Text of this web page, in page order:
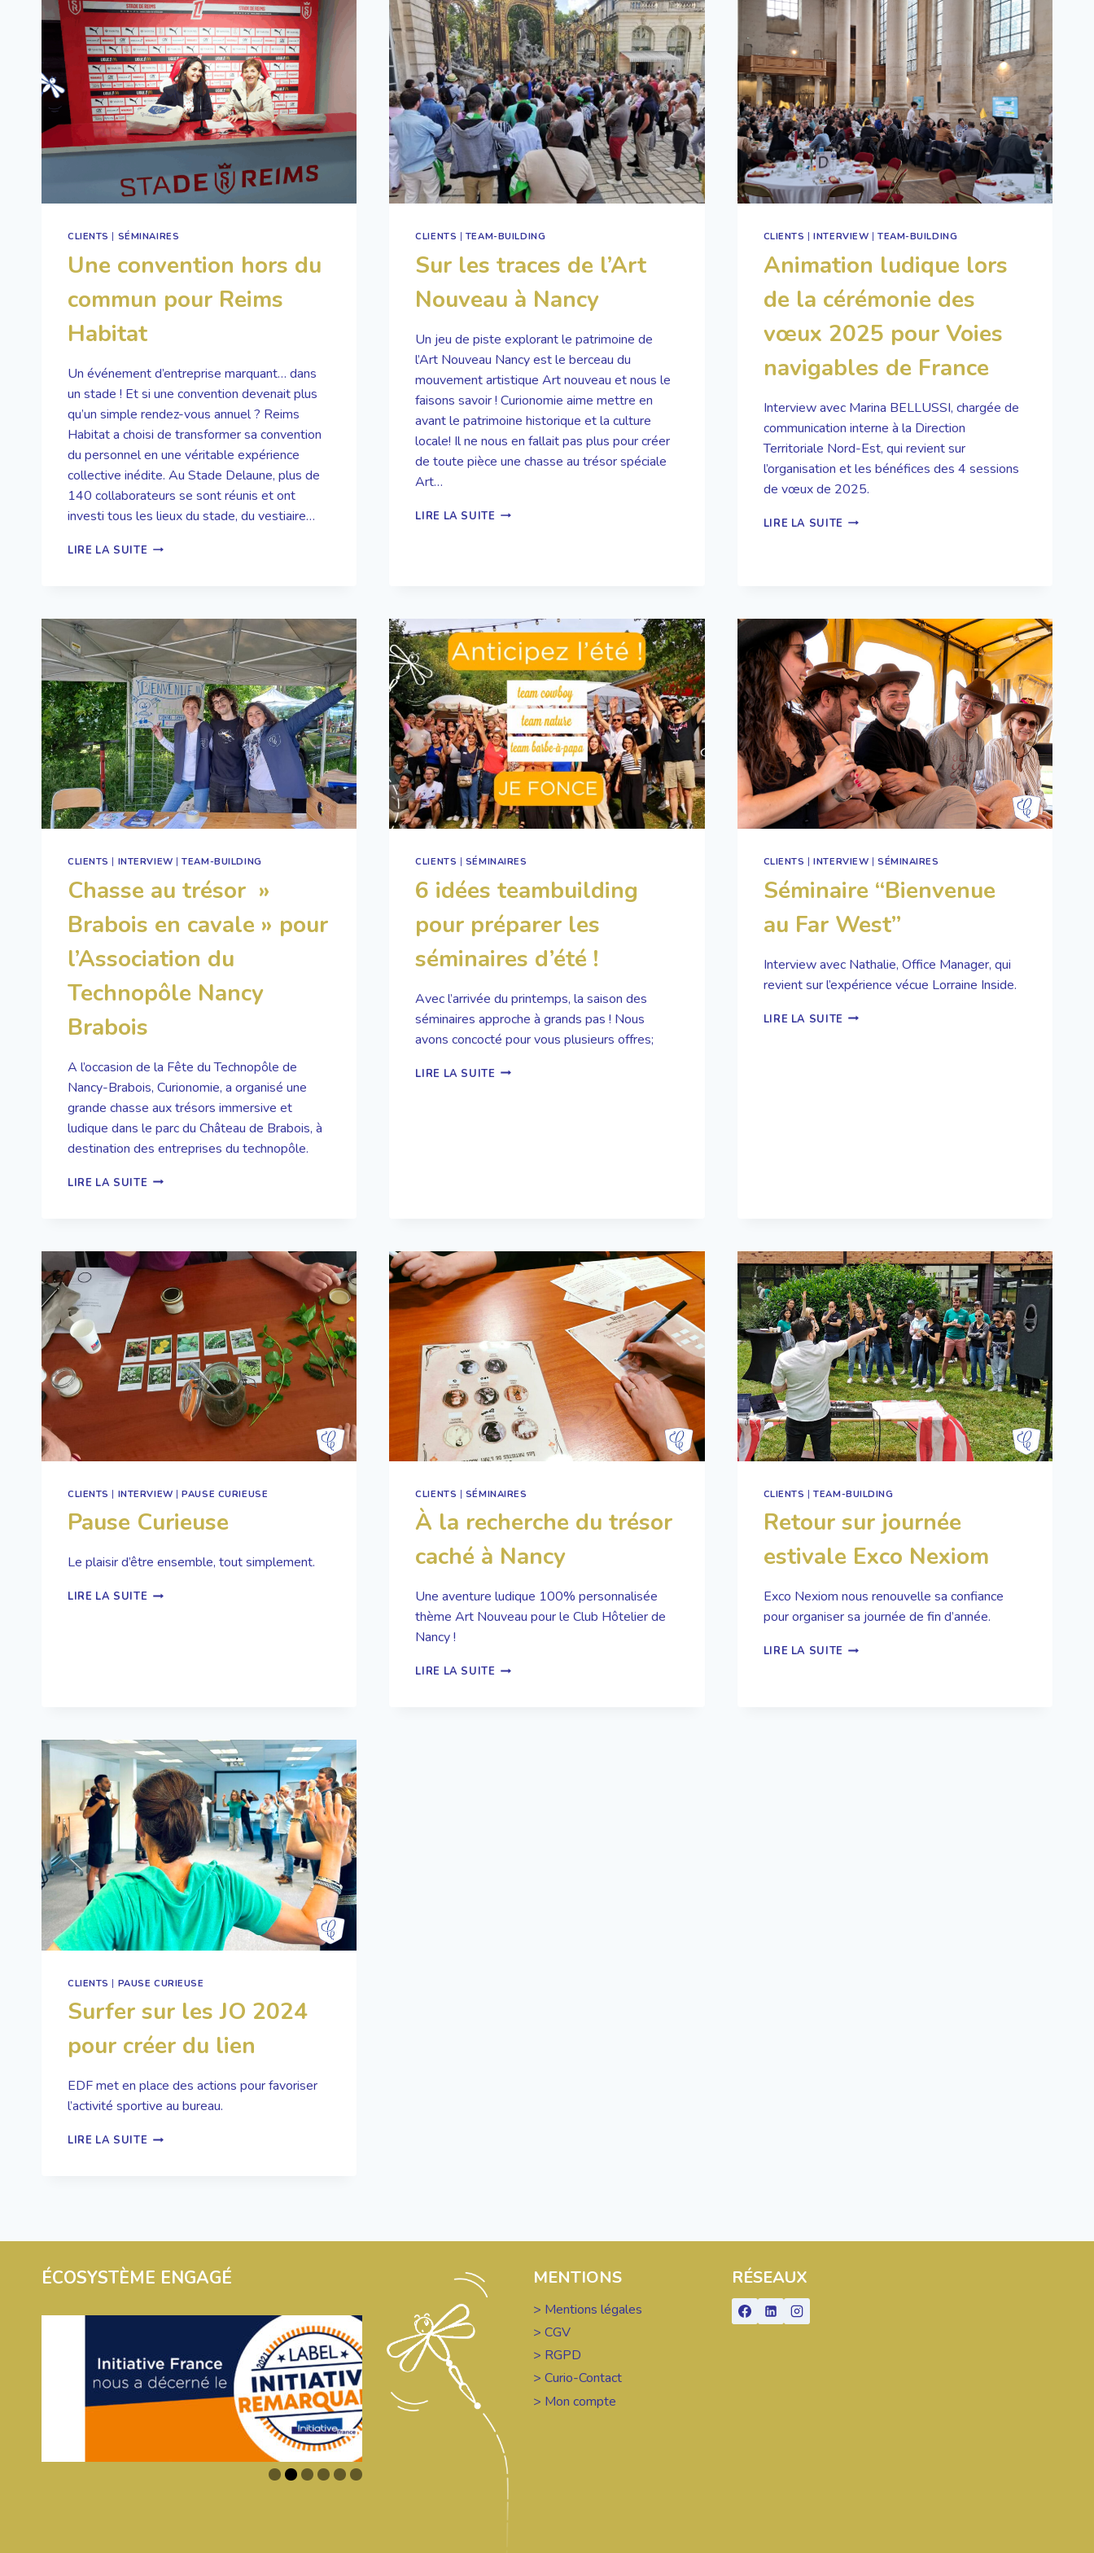
CLIENTS | SÉMINAIRES
Une convention hors du
commun pour Reims
Habitat
Un événement d’entreprise marquant… dans
un stade ! Et si une convention devenait plus
qu’un simple rendez-vous annuel ? Reims
Habitat a choisi de transformer sa convention
du personnel en une véritable expérience
collective inédite. Au Stade Delaune, plus de
140 collaborateurs se sont réunis et ont
investi tous les lieux du stade, du vestiaire…
LIRE LA SUITE UNE
POUR
REIMS
HABITAT
CLIENTS | TEAM-BUILDING
Sur les traces de l’Art
Nouveau à Nancy
Un jeu de piste explorant le patrimoine de
l’Art Nouveau Nancy est le berceau du
mouvement artistique Art nouveau et nous le
faisons savoir ! Curionomie aime mettre en
avant le patrimoine historique et la culture
locale! Il ne nous en fallait pas plus pour créer
de toute pièce une chasse au trésor spéciale
Art…
LIRE LA SUITE SUR
NANCY
CLIENTS |INTERVIEW | TEAM-BUILDING
Animation ludique lors
de la cérémonie des
vœux 2025 pour Voies
navigables de France
Interview avec Marina BELLUSSI, chargée de
communication interne à la Direction
Territoriale Nord-Est, qui revient sur
l’organisation et les bénéfices des 4 sessions
de vœux de 2025.
LIRE LA SUITE ANIMATION
DES
VŒUX
2025
POUR
VOIES
NAVIGABLES
DE
FRANCE
CLIENTS | INTERVIEW |TEAM-BUILDING
Chasse au trésor »
Brabois en cavale » pour
l’Association du
Technopôle Nancy
Brabois
A l’occasion de la Fête du Technopôle de
Nancy-Brabois, Curionomie, a organisé une
grande chasse aux trésors immersive et
ludique dans le parc du Château de Brabois, à
destination des entreprises du technopôle.
LIRE LA SUITE CHASSE
CAVALE »
POUR
L’ASSOCIATION
TECHNOPÔLE
NANCY
BRABOIS
CLIENTS | SÉMINAIRES
6 idées teambuilding
pour préparer les
séminaires d’été !
Avec l’arrivée du printemps, la saison des
séminaires approche à grands pas ! Nous
avons concocté pour vous plusieurs offres;
LIRE LA SUITE 6
CLIENTS |INTERVIEW | SÉMINAIRES
Séminaire “Bienvenue
au Far West”
Interview avec Nathalie, Office Manager, qui
revient sur l’expérience vécue Lorraine Inside.
LIRE LA SUITE SÉMINAIRE
CLIENTS | INTERVIEW |PAUSE CURIEUSE
Pause Curieuse
Le plaisir d’être ensemble, tout simplement.
LIRE LA SUITE PAUSE
CLIENTS | SÉMINAIRES
À la recherche du trésor
caché à Nancy
Une aventure ludique 100% personnalisée
thème Art Nouveau pour le Club Hôtelier de
Nancy !
LIRE LA SUITE À
CLIENTS |TEAM-BUILDING
Retour sur journée
estivale Exco Nexiom
Exco Nexiom nous renouvelle sa confiance
pour organiser sa journée de fin d’année.
LIRE LA SUITE RETOUR
CLIENTS | PAUSE CURIEUSE
Surfer sur les JO 2024
pour créer du lien
EDF met en place des actions pour favoriser
l’activité sportive au bureau.
LIRE LA SUITE SURFER
LIEN
ÉCOSYSTÈME ENGAGÉ MENTIONS
> Mentions légales
> CGV
> RGPD
> Curio-Contact
> Mon compte
RÉSEAUX